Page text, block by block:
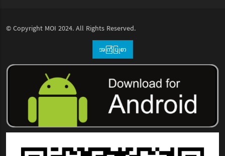
© Copyright MOI 2024. All Rights Reserved.
အကြံပြုစာ